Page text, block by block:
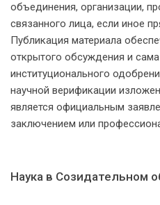
объединения, организации,
связанного лица, если иное
Публикация материала
открытого обсуждения и
институционального
научной верификации
является официальным
заключением или
Наука в Созидательном